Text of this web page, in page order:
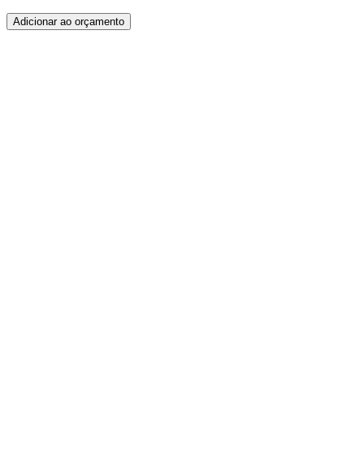
Adicionar ao orçamento